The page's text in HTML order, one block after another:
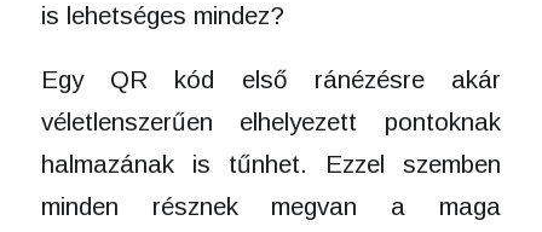
is lehetséges mindez?
Egy QR kód első ránézésre akár
véletlenszerűen elhelyezett pontoknak
halmazának is tűnhet. Ezzel szemben
minden résznek megvan a maga